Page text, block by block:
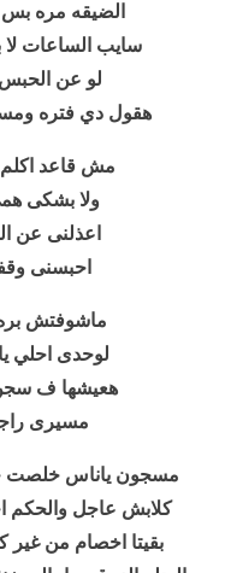
الضيقه مره بس
سايب الساعات لا
لو عن
هقول دي فتره
مش قاعد
ولا بشكى
اعذلنى عن
احبسنى
ماشوفتش
لوحدى احلي
هعيشها ف
مسيرى
مسجون ياناس خلصت
كلابش عاجل والحكم
بقيتا اخصام من غير